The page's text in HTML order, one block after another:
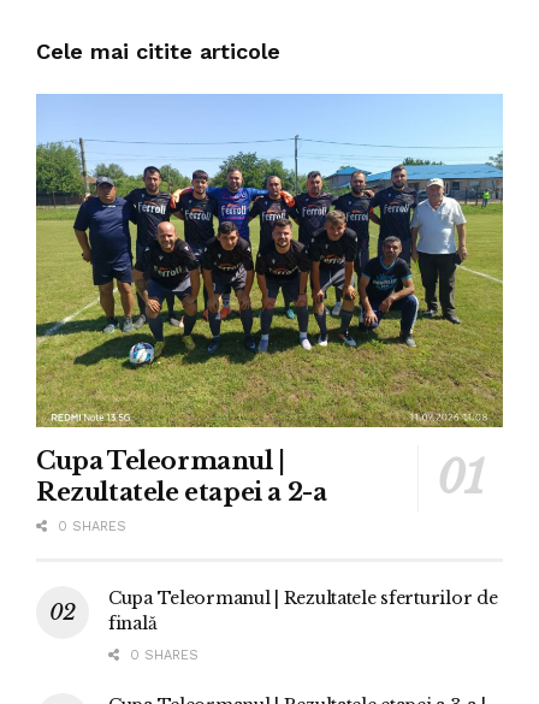
Cele mai citite articole
Cupa Teleormanul |
Rezultatele etapei a 2-a
0 SHARES
Cupa Teleormanul | Rezultatele sferturilor de
finală
0 SHARES